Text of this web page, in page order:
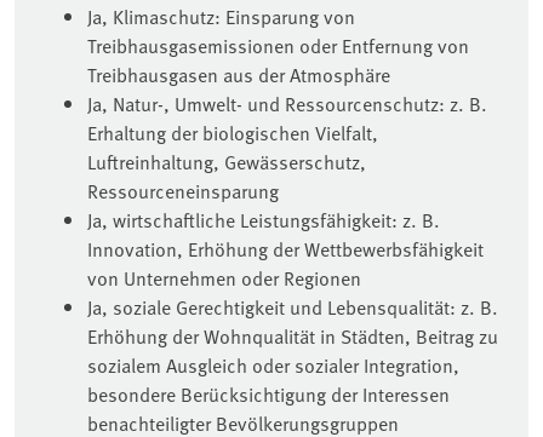
Ja, Klimaschutz: Einsparung von
Treibhausgasemissionen oder Entfernung von
Treibhausgasen aus der Atmosphäre
Ja, Natur-, Umwelt- und Ressourcenschutz: z. B.
Erhaltung der biologischen Vielfalt,
Luftreinhaltung, Gewässerschutz,
Ressourceneinsparung
Ja, wirtschaftliche Leistungsfähigkeit: z. B.
Innovation, Erhöhung der Wettbewerbsfähigkeit
von Unternehmen oder Regionen
Ja, soziale Gerechtigkeit und Lebensqualität: z. B.
Erhöhung der Wohnqualität in Städten, Beitrag zu
sozialem Ausgleich oder sozialer Integration,
besondere Berücksichtigung der Interessen
benachteiligter Bevölkerungsgruppen